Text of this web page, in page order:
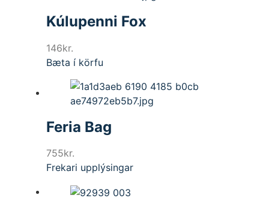
Kúlupenni Fox
146kr.
Bæta í körfu
Feria Bag
755kr.
Frekari upplýsingar